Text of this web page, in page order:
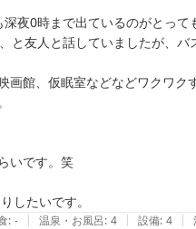
夜0時まで出ているのがとっ
と友人と話していましたが、
館、仮眠室などなどワクワ
いです。笑
したいです。
: - | 温泉・お風呂: 4 | 設備: 4 |